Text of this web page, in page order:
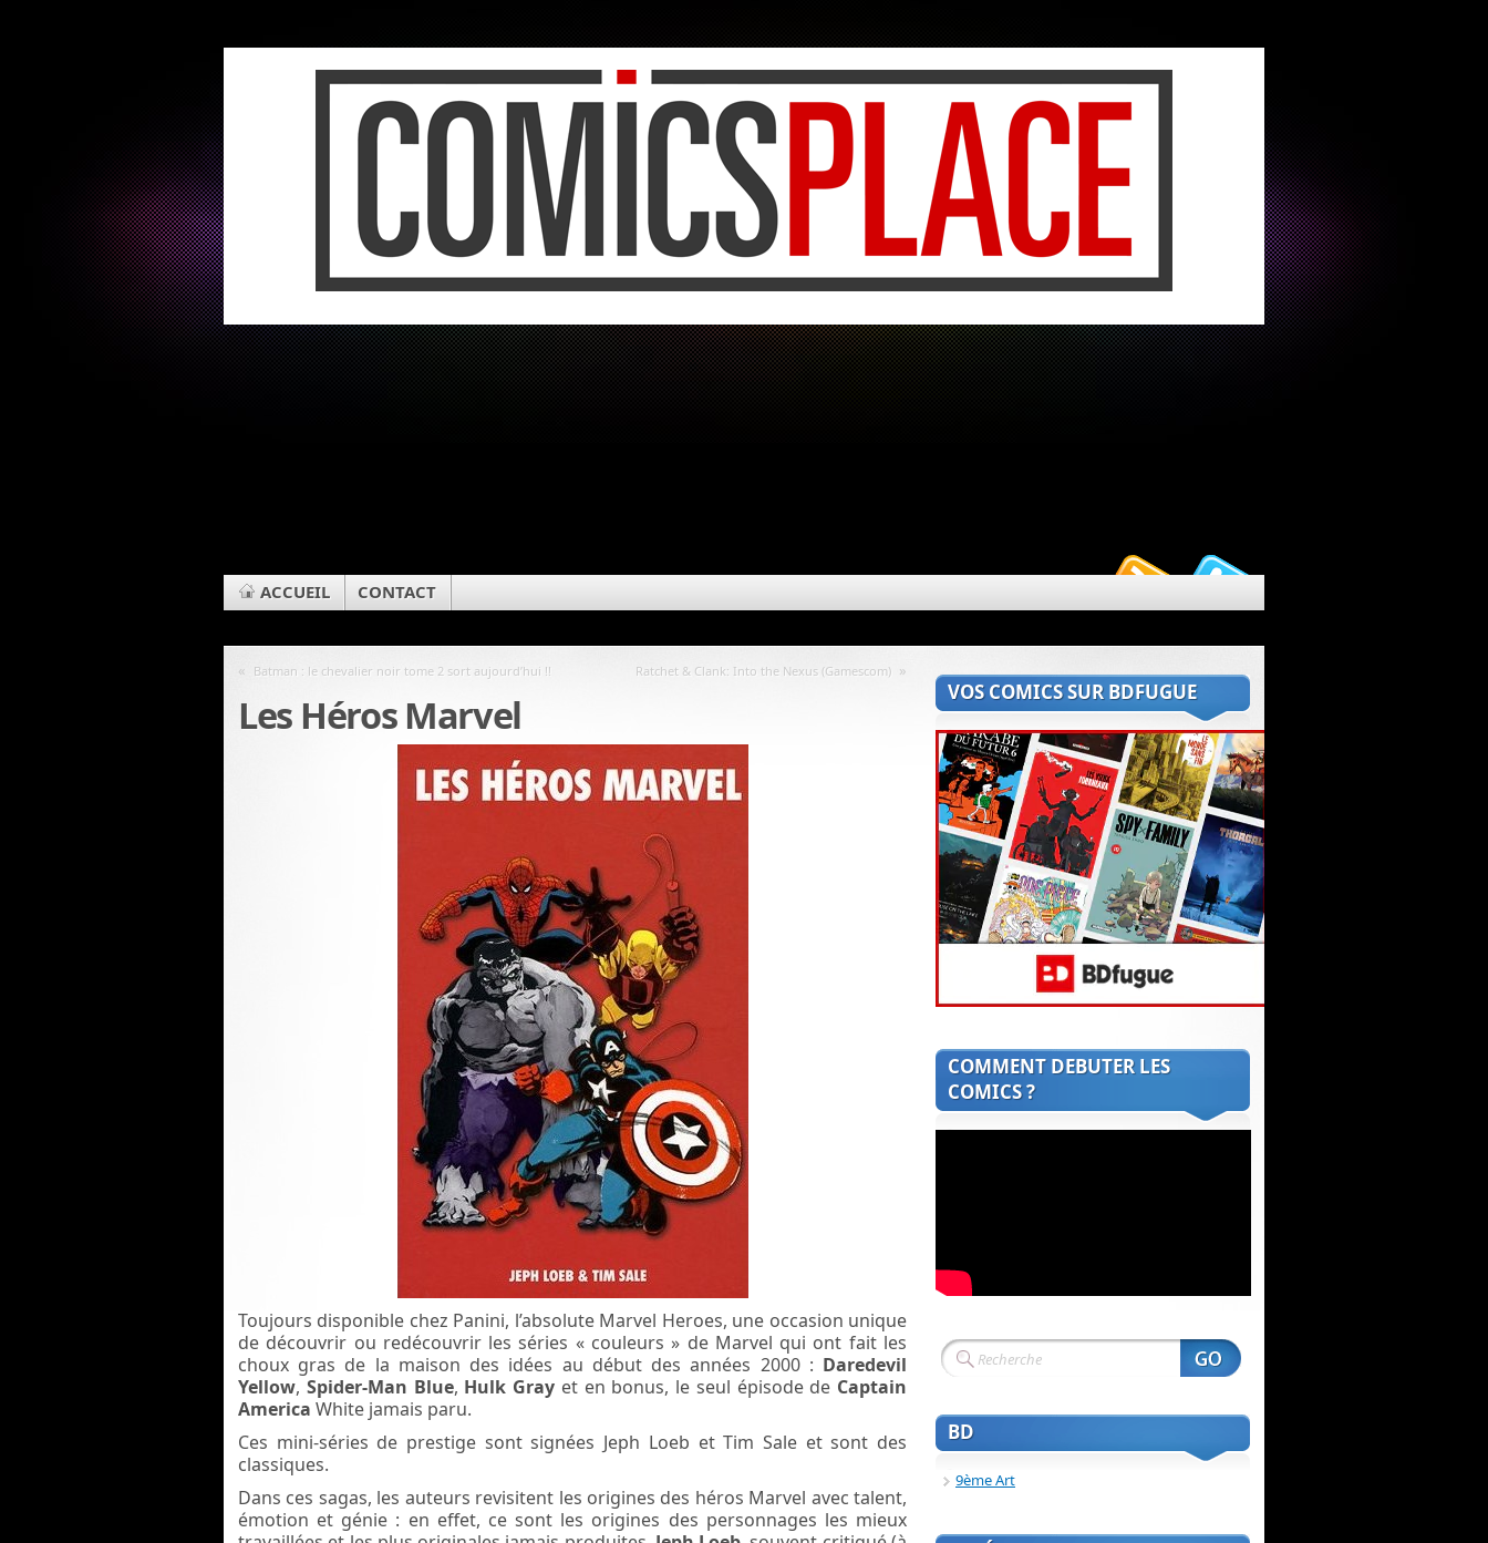
ACCUEIL CONTACT
« Batman : le chevalier noir tome 2 sort aujourd’hui !! Ratchet & Clank: Into the Nexus (Gamescom) »
Les Héros Marvel
Toujours disponible chez Panini, l’absolute Marvel Heroes, une occasion unique
de découvrir ou redécouvrir les séries « couleurs » de Marvel qui ont fait les
choux gras de la maison des idées au début des années 2000 : Daredevil
Yellow, Spider-Man Blue, Hulk Gray et en bonus, le seul épisode de Captain
America White jamais paru.
Ces mini-séries de prestige sont signées Jeph Loeb et Tim Sale et sont des
classiques.
Dans ces sagas, les auteurs revisitent les origines des héros Marvel avec talent,
émotion et génie : en effet, ce sont les origines des personnages les mieux
VOS COMICS SUR BDFUGUE
COMMENT DEBUTER LES
COMICS ?
BD
9ème Art